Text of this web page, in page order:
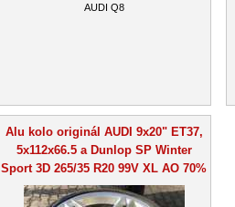
AUDI Q8
Alu kolo originál AUDI 9x20" ET37,
5x112x66.5 a Dunlop SP Winter
Sport 3D 265/35 R20 99V XL AO 70%